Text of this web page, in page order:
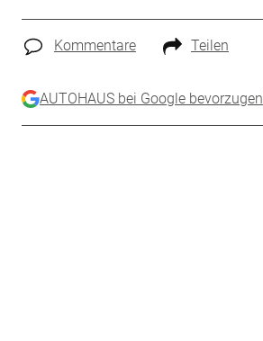
Kommentare Teilen
AUTOHAUS bei Google bevorzugen